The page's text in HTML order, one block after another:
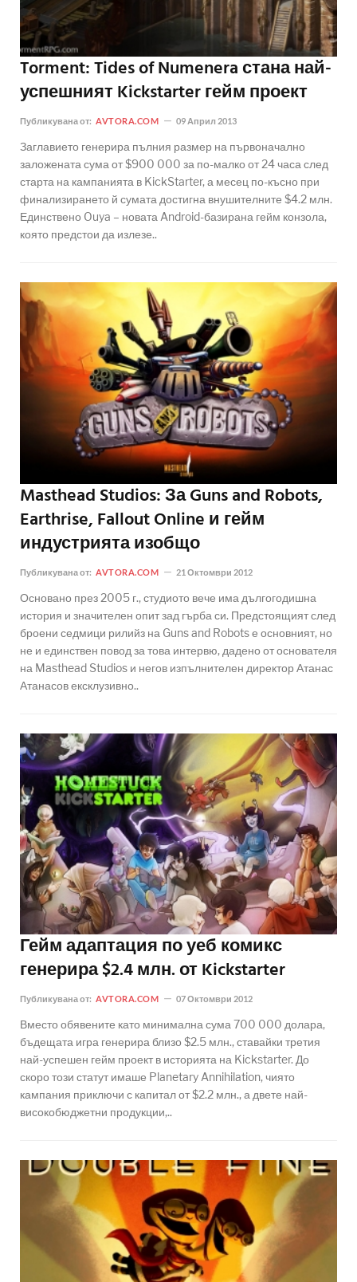
Torment: Tides of Numenera стана най-
успешният Kickstarter гейм проект
Публикувана от: AVTORA.COM 09 Април 2013
Заглавието генерира пълния размер на първоначално
заложената сума от $900 000 за по-малко от 24 часа след
старта на кампанията в KickStarter, а месец по-късно при
финализирането й сумата достигна внушителните $4.2 млн.
Единствено Ouya – новата Android-базирана гейм конзола,
която предстои да излезе..
Masthead Studios: За Guns and Robots,
Earthrise, Fallout Online и гейм
индустрията изобщо
Публикувана от: AVTORA.COM 21 Октомври 2012
Основано през 2005 г., студиото вече има дългогодишна
история и значителен опит зад гърба си. Предстоящият след
броени седмици рилийз на Guns and Robots е основният, но
не и единствен повод за това интервю, дадено от основателя
на Masthead Studios и негов изпълнителен директор Атанас
Атанасов ексклузивно..
Гейм адаптация по уеб комикс
генерира $2.4 млн. от Kickstarter
Публикувана от: AVTORA.COM 07 Октомври 2012
Вместо обявените като минимална сума 700 000 долара,
бъдещата игра генерира близо $2.5 млн., ставайки третия
най-успешен гейм проект в историята на Kickstarter. До
скоро този статут имаше Planetary Annihilation, чиято
кампания приключи с капитал от $2.2 млн., а двете най-
високобюджетни продукции,..